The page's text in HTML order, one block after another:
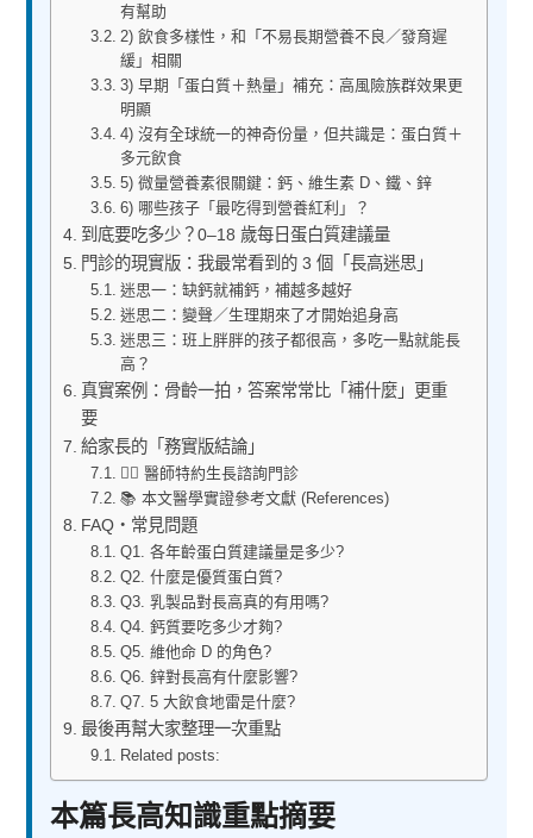
有幫助
2) 飲食多樣性，和「不易長期營養不良／發育遲
緩」相關
3) 早期「蛋白質＋熱量」補充：高風險族群效果更
明顯
4) 沒有全球統一的神奇份量，但共識是：蛋白質＋
多元飲食
5) 微量營養素很關鍵：鈣、維生素 D、鐵、鋅
6) 哪些孩子「最吃得到營養紅利」？
到底要吃多少？0–18 歲每日蛋白質建議量
門診的現實版：我最常看到的 3 個「長高迷思」
迷思一：缺鈣就補鈣，補越多越好
迷思二：變聲／生理期來了才開始追身高
迷思三：班上胖胖的孩子都很高，多吃一點就能長
高？
真實案例：骨齡一拍，答案常常比「補什麼」更重
要
給家長的「務實版結論」
👨‍⚕️ 醫師特約生長諮詢門診
📚 本文醫學實證參考文獻 (References)
FAQ・常見問題
Q1. 各年齡蛋白質建議量是多少?
Q2. 什麼是優質蛋白質?
Q3. 乳製品對長高真的有用嗎?
Q4. 鈣質要吃多少才夠?
Q5. 維他命 D 的角色?
Q6. 鋅對長高有什麼影響?
Q7. 5 大飲食地雷是什麼?
最後再幫大家整理一次重點
Related posts:
本篇長高知識重點摘要